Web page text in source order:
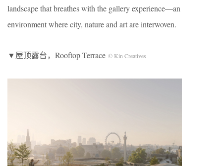
landscape that breathes with the gallery experience—an
environment where city, nature and art are interwoven.
▼屋顶露台，Rooftop Terrace © Kin Creatives